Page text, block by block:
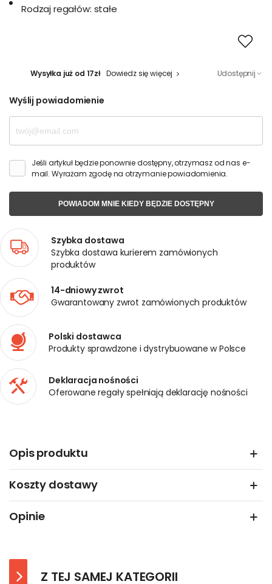
Rodzaj regałów: stałe
Wysyłka już od 17zł Dowiedz się więcej Udostępnij
Wyślij powiadomienie
Jeśli artykuł będzie ponownie dostępny, otrzymasz od nas e-
mail. Wyrażam zgodę na otrzymanie powiadomienia.
POWIADOM MNIE KIEDY BĘDZIE DOSTĘPNY
Szybka dostawa
Szybka dostawa kurierem zamówionych
produktów
14-dniowy zwrot
Gwarantowany zwrot zamówionych produktów
Polski dostawca
Produkty sprawdzone i dystrybuowane w Polsce
Deklaracja nośności
Oferowane regały spełniają deklarację nośności
Opis produktu
Koszty dostawy
Opinie
Z TEJ SAMEJ KATEGORII